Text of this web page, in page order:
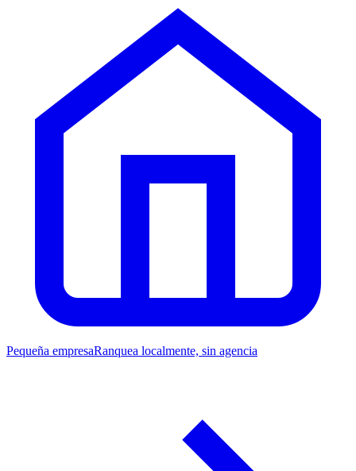
Pequeña empresaRanquea localmente, sin agencia